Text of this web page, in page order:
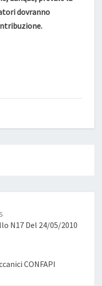
dovranno
N17 Del 24/05/2010
CONFAPI